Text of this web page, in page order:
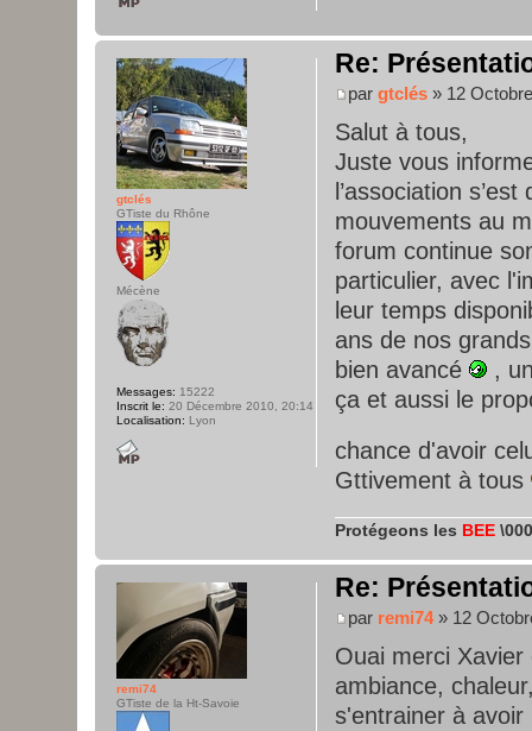
Re:
par gtclés » 12
Salut à tous,
Juste vous
l’association
mouvements au
forum continue
particulier, avec
leur temps
ans de nos
bien avancé
,
ça et aussi le
chance d'avoir
Gttivement à tous
Protégeons les BEE
gtclés
GTiste du Rhône
Mécène
Messages: 15222
Inscrit le: 20 Décembre 2010, 20:14
Localisation: Lyon
Re:
par remi74» 12
Ouai merci
ambiance,
s'entrainer à avoir
remi74
GTiste de la Ht-Savoie